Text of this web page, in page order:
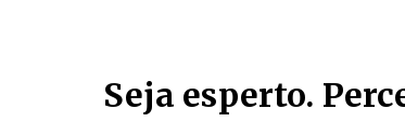
Seja esperto.